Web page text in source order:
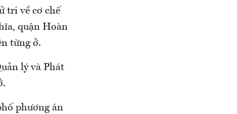
tri về cơ chế
quận Hoàn
từng ở.
lý và Phát
phương án